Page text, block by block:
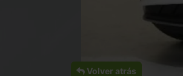
Volver atrás